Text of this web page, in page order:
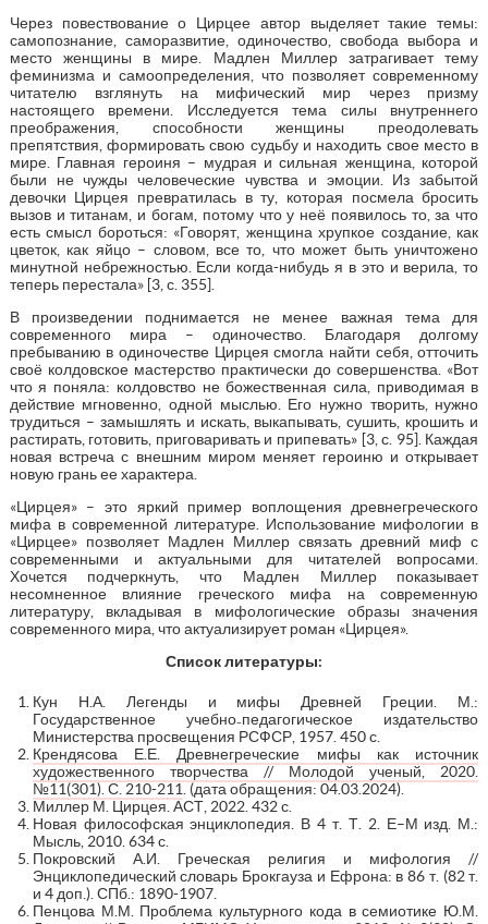
Через повествование о Цирцее автор выделяет такие темы:
самопознание, саморазвитие, одиночество, свобода выбора и
место женщины в мире. Мадлен Миллер затрагивает тему
феминизма и самоопределения, что позволяет современному
читателю взглянуть на мифический мир через призму
настоящего времени. Исследуется тема силы внутреннего
преображения, способности женщины преодолевать
препятствия, формировать свою судьбу и находить свое место в
мире. Главная героиня – мудрая и сильная женщина, которой
были не чужды человеческие чувства и эмоции. Из забытой
девочки Цирцея превратилась в ту, которая посмела бросить
вызов и титанам, и богам, потому что у неё появилось то, за что
есть смысл бороться: «Говорят, женщина хрупкое создание, как
цветок, как яйцо – словом, все то, что может быть уничтожено
минутной небрежностью. Если когда-нибудь я в это и верила, то
теперь перестала» [3, с. 355].
В произведении поднимается не менее важная тема для
современного мира – одиночество. Благодаря долгому
пребыванию в одиночестве Цирцея смогла найти себя, отточить
своё колдовское мастерство практически до совершенства. «Вот
что я поняла: колдовство не божественная сила, приводимая в
действие мгновенно, одной мыслью. Его нужно творить, нужно
трудиться – замышлять и искать, выкапывать, сушить, крошить и
растирать, готовить, приговаривать и припевать» [3, с. 95]. Каждая
новая встреча с внешним миром меняет героиню и открывает
новую грань ее характера.
«Цирцея» – это яркий пример воплощения древнегреческого
мифа в современной литературе. Использование мифологии в
«Цирцее» позволяет Мадлен Миллер связать древний миф с
современными и актуальными для читателей вопросами.
Хочется подчеркнуть, что Мадлен Миллер показывает
несомненное влияние греческого мифа на современную
литературу, вкладывая в мифологические образы значения
современного мира, что актуализирует роман «Цирцея».
Список литературы:
Кун Н.А. Легенды и мифы Древней Греции. М.:
Государственное учебно₋педагогическое издательство
Министерства просвещения РСФСР, 1957. 450 с.
Крендясова Е.Е. Древнегреческие мифы как источник
художественного творчества // Молодой ученый, 2020.
№11(301). С. 210-211 . (дата обращения: 04.03.2024).
Миллер М. Цирцея. АСТ, 2022. 432 с.
Новая философская энциклопедия. В 4 т. Т. 2. Е–М изд. М.:
Мысль, 2010. 634 с.
Покровский А.И. Греческая религия и мифология //
Энциклопедический словарь Брокгауза и Ефрона: в 86 т. (82 т.
и 4 доп.). СПб.: 1890-1907.
Пенцова М.М. Проблема культурного кода в семиотике Ю.М.